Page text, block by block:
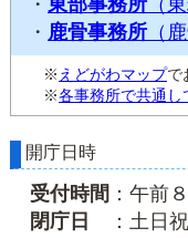
・ 東部事務所 （
・ 鹿骨事務所 （
※ えどがわマップで
※各事務所で共通し
開庁日時
受付時間 ：午前
閉庁日
：土日祝